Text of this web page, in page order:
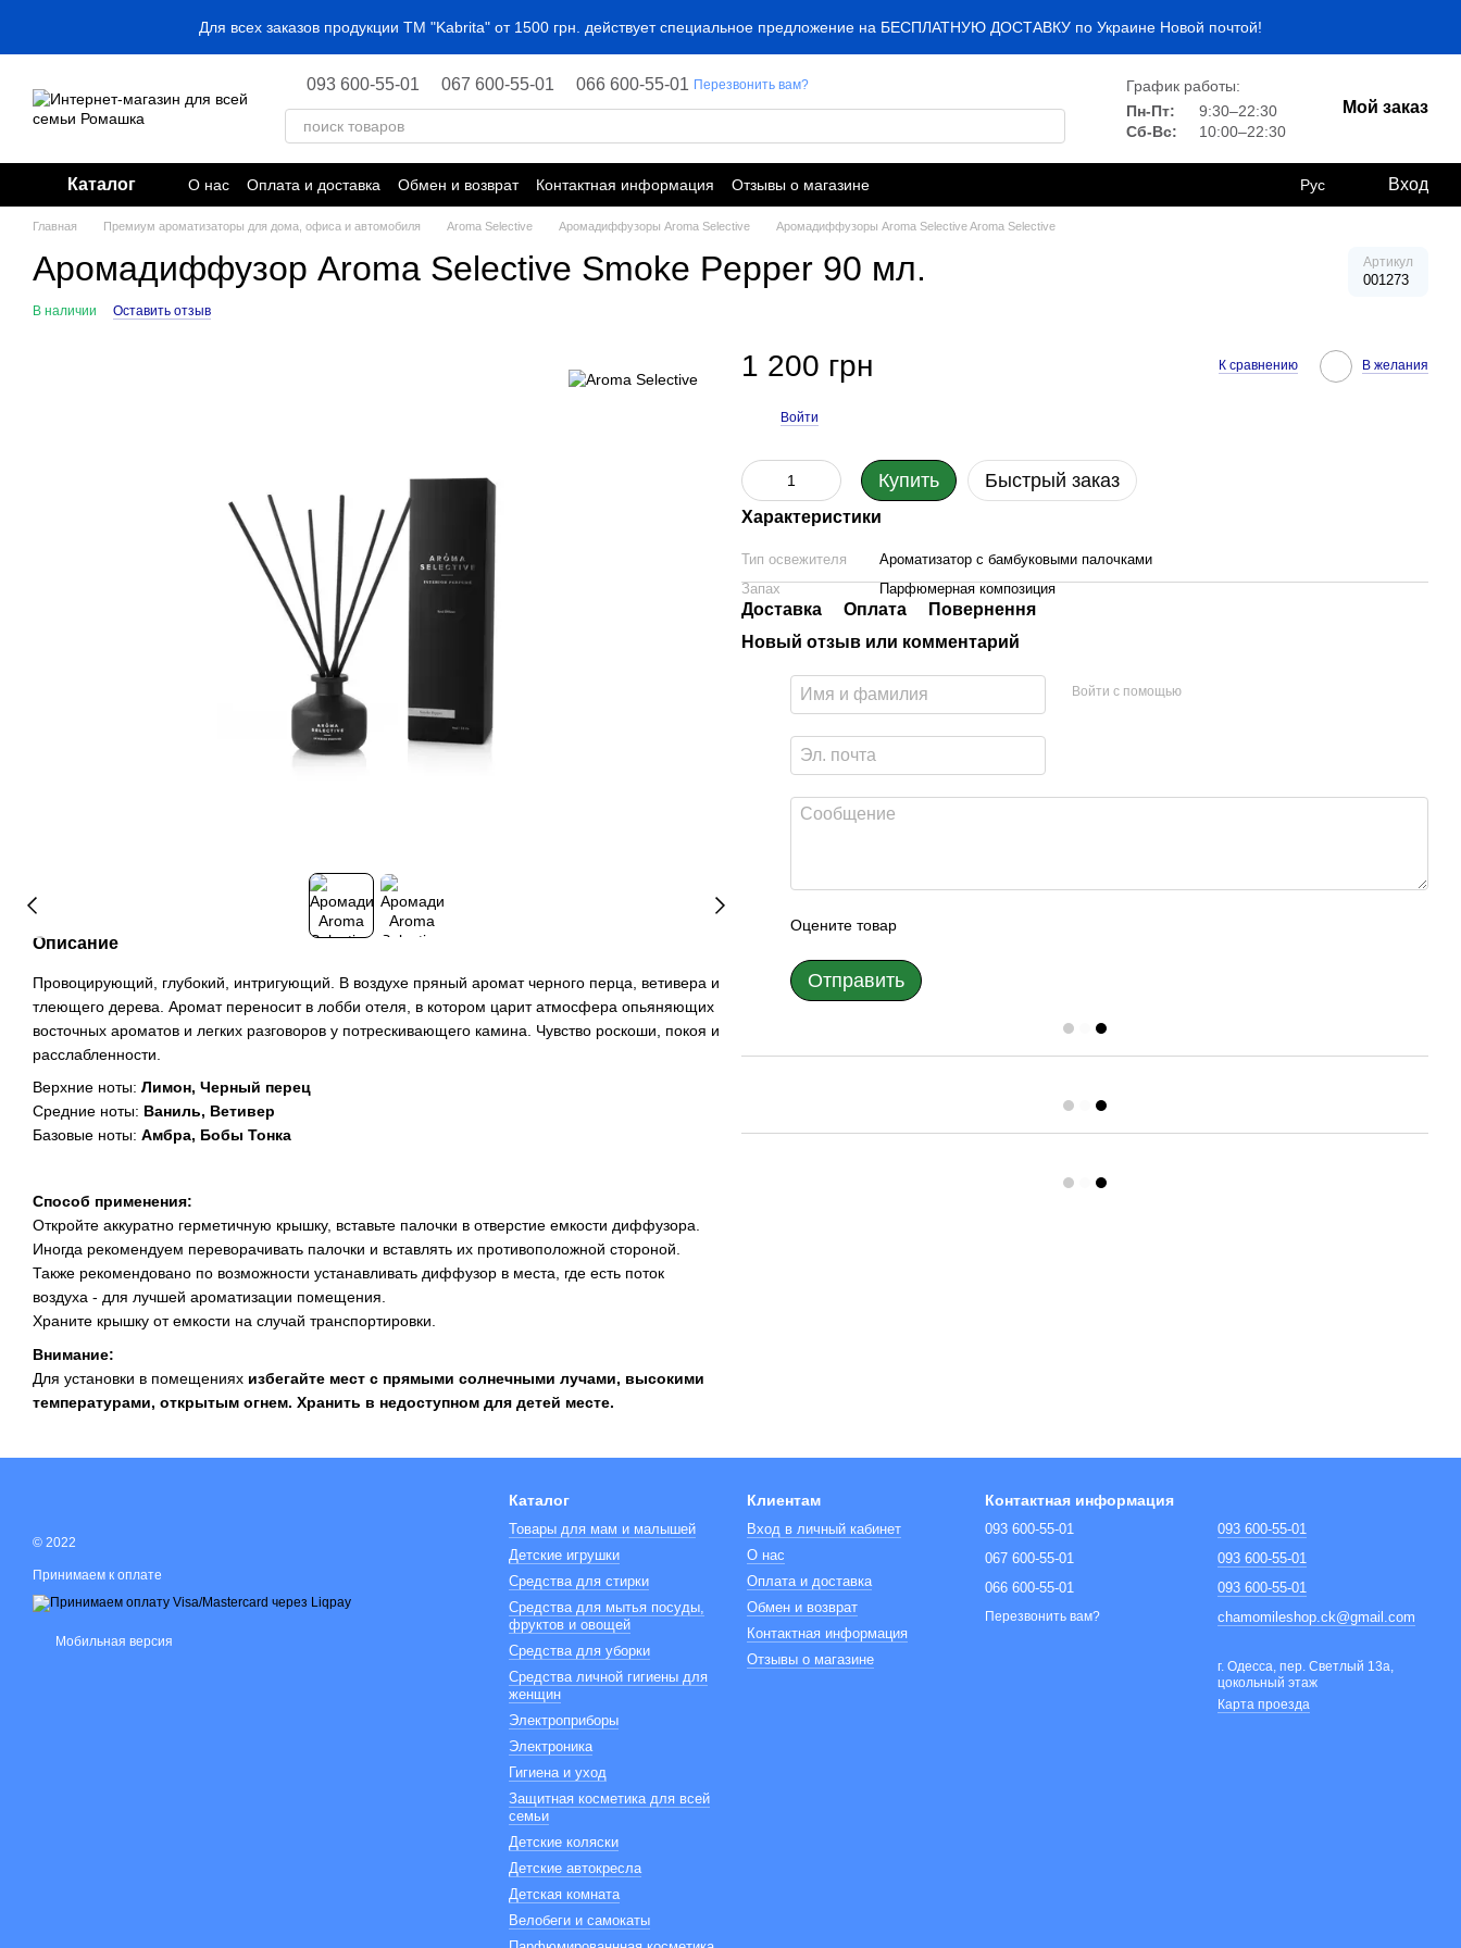
Для всех заказов продукции ТМ "Kabrita" от 1500 грн. действует специальное предложение на БЕСПЛАТНУЮ ДОСТАВКУ по Украине Новой почтой!
093 600-55-01 067 600-55-01 066 600-55-01 Перезвонить вам?
График работы:
Пн-Пт:
9:30–22:30
Сб-Вс:
10:00–22:30
Мой заказ
Каталог О нас Оплата и доставка Обмен и возврат Контактная информация Отзывы о магазине Рус Вход
Главная Премиум ароматизаторы для дома, офиса и автомобиля Aroma Selective Аромадиффузоры Aroma Selective Аромадиффузоры Aroma Selective Aroma Selective
Аромадиффузор Aroma Selective Smoke Pepper 90 мл. Артикул
001273
В наличии Оставить отзыв
Описание
Провоцирующий, глубокий, интригующий. В воздухе пряный аромат черного перца, ветивера и
тлеющего дерева. Аромат переносит в лобби отеля, в котором царит атмосфера опьяняющих
восточных ароматов и легких разговоров у потрескивающего камина. Чувство роскоши, покоя и
расслабленности.
Верхние ноты: Лимон, Черный перец
Средние ноты: Ваниль, Ветивер
Базовые ноты: Амбра, Бобы Тонка
Способ применения:
Откройте аккуратно герметичную крышку, вставьте палочки в отверстие емкости диффузора.
Иногда рекомендуем переворачивать палочки и вставлять их противоположной стороной.
Также рекомендовано по возможности устанавливать диффузор в места, где есть поток
воздуха - для лучшей ароматизации помещения.
Храните крышку от емкости на случай транспортировки.
Внимание:
Для установки в помещениях избегайте мест с прямыми солнечными лучами, высокими
температурами, открытым огнем. Хранить в недоступном для детей месте.
1 200 грн К сравнению В желания
Войти
Купить Быстрый заказ
Характеристики
Тип освежителя
Ароматизатор с бамбуковыми палочками
Запах
Парфюмерная композиция
Доставка Оплата
Повернення
Новый отзыв или комментарий
Войти с помощью
Оцените товар
Отправить
© 2022
Принимаем к оплате
Мобильная версия
Каталог
Товары для мам и малышей
Детские игрушки
Средства для стирки
Средства для мытья посуды,
фруктов и овощей
Средства для уборки
Средства личной гигиены для
женщин
Электроприборы
Электроника
Гигиена и уход
Защитная косметика для всей
семьи
Детские коляски
Детские автокресла
Детская комната
Велобеги и самокаты
Клиентам
Вход в личный кабинет
О нас
Оплата и доставка
Обмен и возврат
Контактная информация
Отзывы о магазине
Контактная информация
093 600-55-01
067 600-55-01
066 600-55-01
Перезвонить вам?
093 600-55-01
093 600-55-01
093 600-55-01
chamomileshop.ck@gmail.com
г. Одесса, пер. Светлый 13а,
цокольный этаж
Карта проезда